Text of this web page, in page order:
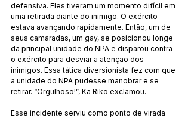
defensiva. Eles tiveram um momento difícil em
uma retirada diante do inimigo. O exército
estava avançando rapidamente. Então, um de
seus camaradas, um gay, se posicionou longe
da principal unidade do NPA e disparou contra
o exército para desviar a atenção dos
inimigos. Essa tática diversionista fez com que
a unidade do NPA pudesse manobrar e se
retirar. “Orgulhoso!”, Ka Riko exclamou.
Esse incidente serviu como ponto de virada